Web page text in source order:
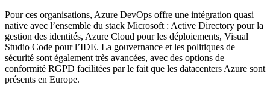
Pour ces organisations, Azure DevOps offre une intégration quasi
native avec l’ensemble du stack Microsoft : Active Directory pour la
gestion des identités, Azure Cloud pour les déploiements, Visual
Studio Code pour l’IDE. La gouvernance et les politiques de
sécurité sont également très avancées, avec des options de
conformité RGPD facilitées par le fait que les datacenters Azure sont
présents en Europe.